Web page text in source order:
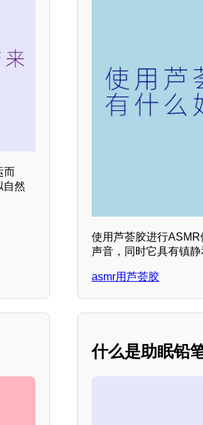
而
自然
使用芦荟胶进行
声音，同时它具有镇
asmr用芦荟胶
什么是助眠铅